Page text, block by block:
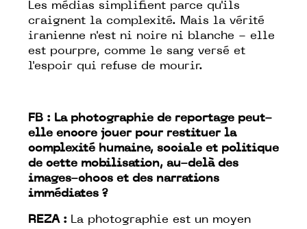
Les médias simplifient parce qu'ils
craignent la complexité. Mais la vérité
iranienne n'est ni noire ni blanche - elle
est pourpre, comme le sang versé et
l'espoir qui refuse de mourir.
FB : La photographie de reportage peut-
elle encore jouer pour restituer la
complexité humaine, sociale et politique
de cette mobilisation, au-delà des
images-chocs et des narrations
immédiates ?
REZA : La photographie est un moyen